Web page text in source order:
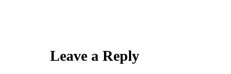
Abu Umar
Leave a Reply